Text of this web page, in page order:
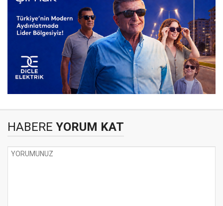
HABERE YORUM KAT